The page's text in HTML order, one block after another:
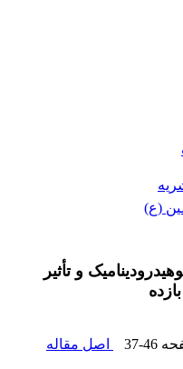
(ع)
و تأثیر
37-46
اصل مقاله